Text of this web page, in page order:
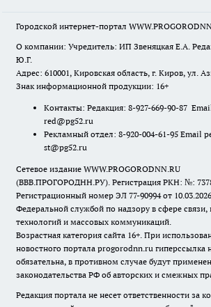
Городской интернет-портал
О компании: Учредитель: ИП Звеняцкая Е.А.
Ю.Г.
Адрес: 610001, Кировская область, г. Киров, ул.
Знак информационной продукции: 16+
Контакты: Редакция: 8-927-669-90-87
red@pg52.ru
Рекламный отдел: 8-920-004-61-95 Email
st@pg52.ru
Сетевое издание WWW.PROGORODNN.RU
(ВВВ.ПРОГОРОДНН.РУ). Регистрация РКН: №:
Регистрационный номер ЭЛ 77-90994 от
Федеральной службой по надзору в сфере
технологий и массовых коммуникаций.
Возрастная категория сайта 16+. При
новостного портала progorodnn.ru гиперссылка
обязательна, в противном случае будут
законодательства РФ об авторских и смежных
Редакция портала не несет ответственности за